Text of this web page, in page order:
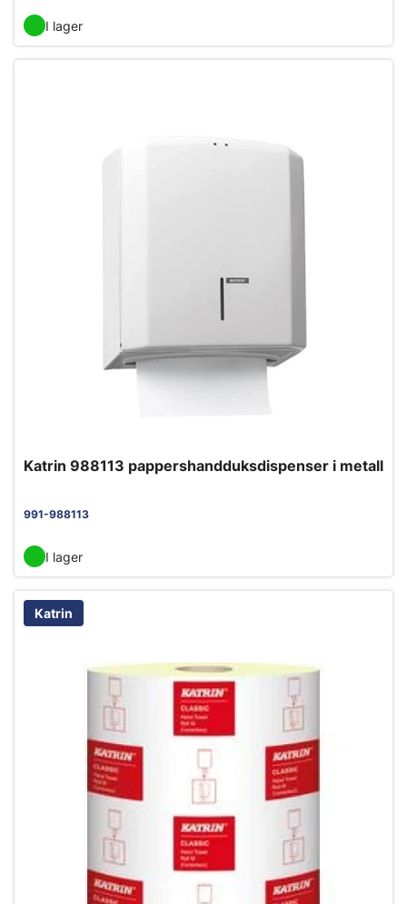
I lager
Katrin 988113 pappershandduksdispenser i metall
991-988113
I lager
Katrin